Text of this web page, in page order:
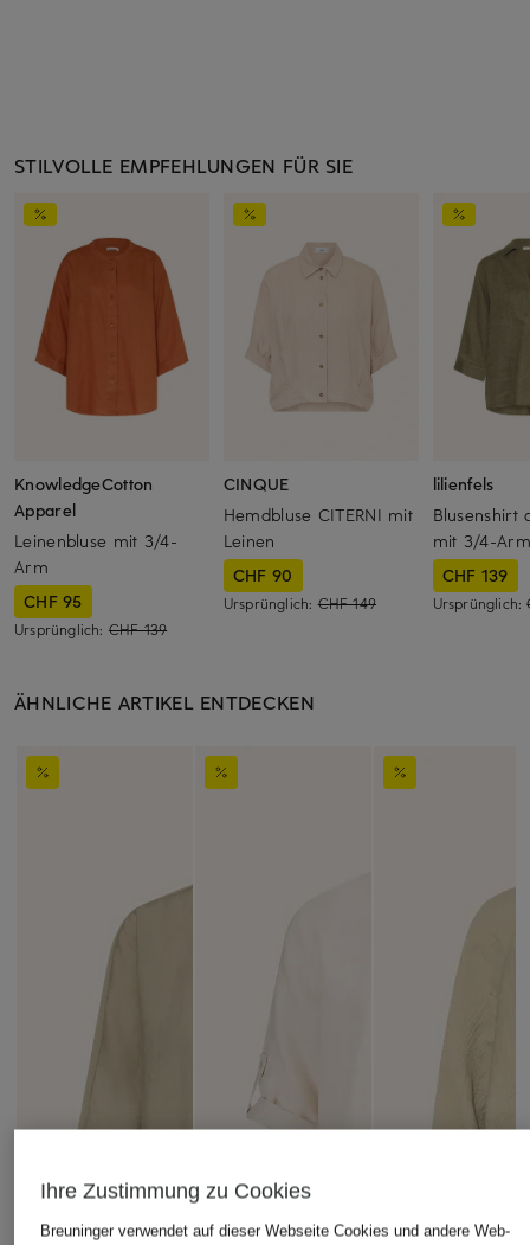
STILVOLLE EMPFEHLUNGEN FÜR SIE
KnowledgeCotton
Apparel
Leinenbluse mit 3/4-
Arm
CHF 95
Ursprünglich: CHF 139
CINQUE
Hemdbluse CITERNI mit
Leinen
CHF 90
Ursprünglich:CHF 149
lilienfels
Blusenshirt
mit 3/4-Arm
CHF 139
Ursprünglich:
ÄHNLICHE ARTIKEL ENTDECKEN
Ihre Zustimmung zu Cookies
Breuninger verwendet auf dieser Webseite Cookies und andere Web-